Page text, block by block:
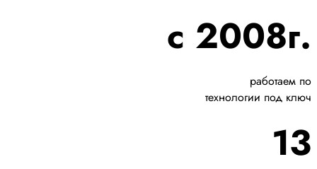
с 2008г.
работаем по
технологии под ключ
13